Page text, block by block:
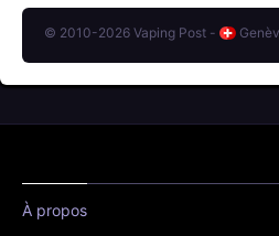
© 2010-2026 Vaping Post -
À propos